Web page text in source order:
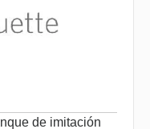
de imitación